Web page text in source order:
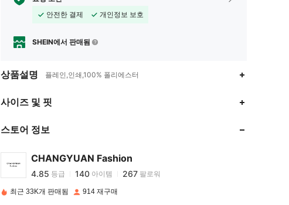
안전한 결제
개인정보 보호
SHEIN에서 판매됨
상품설명 플레인,인쇄,100% 폴리에스터
사이즈 및 핏
스토어 정보
CHANGYUAN Fashion
4.85
4.85
c***2 이(가)하루 전에지불됨
최근 33K개 판매됨 914 재구매